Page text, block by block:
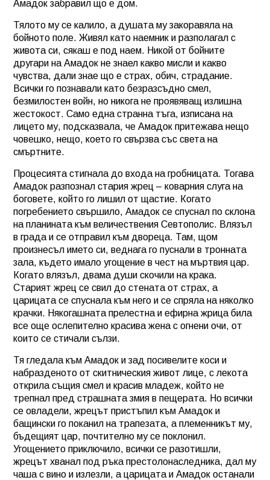
Амадок забравил що е дом.
Тялото му се калило, а душата му закоравяла на
бойното поле. Живял като наемник и разполагал с
живота си, сякаш е под наем. Никой от бойните
другари на Амадок не знаел какво мисли и какво
чувства, дали знае що е страх, обич, страдание.
Всички го познавали като безразсъдно смел,
безмилостен войн, но никога не проявяващ излишна
жестокост. Само една странна тъга, изписана на
лицето му, подсказвала, че Амадок притежава нещо
човешко, нещо, което го свързва със света на
смъртните.
Процесията стигнала до входа на гробницата. Тогава
Амадок разпознал стария жрец – коварния слуга на
боговете, който го лишил от щастие. Когато
погребението свършило, Амадок се спуснал по склона
на планината към величествения Севтополис. Влязъл
в града и се отправил към двореца. Там, щом
произнесъл името си, веднага го пуснали в тронната
зала, където имало угощение в чест на мъртвия цар.
Когато влязъл, двама души скочили на крака.
Старият жрец се свил до стената от страх, а
царицата се спуснала към него и се спряла на няколко
крачки. Някогашната прелестна и ефирна жрица била
все още ослепително красива жена с огнени очи, от
които се стичали сълзи.
Тя гледала към Амадок и зад посивелите коси и
набразденото от скитническия живот лице, с лекота
открила същия смел и красив младеж, който не
трепнал пред страшната змия в пещерата. Но всички
се овладели, жрецът пристъпил към Амадок и
бащински го поканил на трапезата, а племенникът му,
бъдещият цар, почтително му се поклонил.
Угощението приключило, всички се разотишли,
жрецът хванал под ръка престолонаследника, дал му
чаша с вино и излезли, а царицата и Амадок останали